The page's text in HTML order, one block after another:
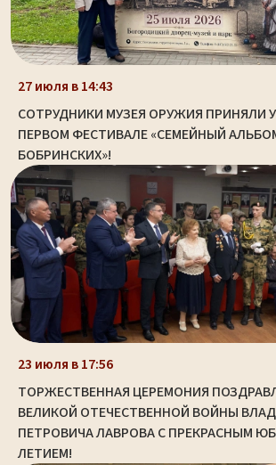
27 июля в 14:43
СОТРУДНИКИ МУЗЕЯ ОРУЖИЯ ПРИНЯЛИ
ПЕРВОМ ФЕСТИВАЛЕ «СЕМЕЙНЫЙ
БОБРИНСКИХ»!
23 июля в 17:56
ТОРЖЕСТВЕННАЯ ЦЕРЕМОНИЯ
ВЕЛИКОЙ ОТЕЧЕСТВЕННОЙ ВОЙНЫ
ПЕТРОВИЧА ЛАВРОВА С ПРЕКРАСНЫМ
ЛЕТИЕМ!